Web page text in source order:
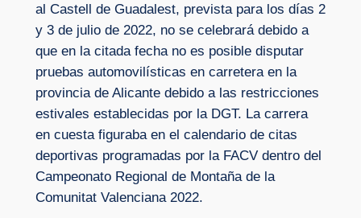
al Castell de Guadalest, prevista para los días 2
y 3 de julio de 2022, no se celebrará debido a
que en la citada fecha no es posible disputar
pruebas automovilísticas en carretera en la
provincia de Alicante debido a las restricciones
estivales establecidas por la DGT. La carrera
en cuesta figuraba en el calendario de citas
deportivas programadas por la FACV dentro del
Campeonato Regional de Montaña de la
Comunitat Valenciana 2022.